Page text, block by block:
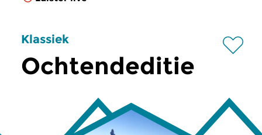
Klassiek
Ochtendeditie